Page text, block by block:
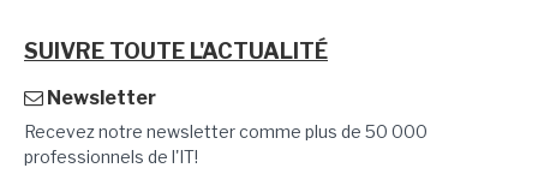
SUIVRE TOUTE L'ACTUALITÉ
Newsletter
Recevez notre newsletter comme plus de 50 000
professionnels de l'IT!